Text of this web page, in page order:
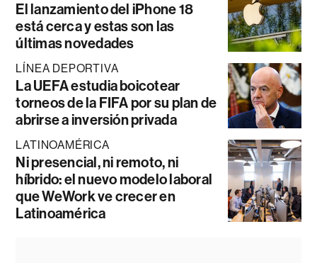
El lanzamiento del iPhone 18
está cerca y estas son las
últimas novedades
LÍNEA DEPORTIVA
La UEFA estudia boicotear
torneos de la FIFA por su plan de
abrirse a inversión privada
LATINOAMÉRICA
Ni presencial, ni remoto, ni
híbrido: el nuevo modelo laboral
que WeWork ve crecer en
Latinoamérica